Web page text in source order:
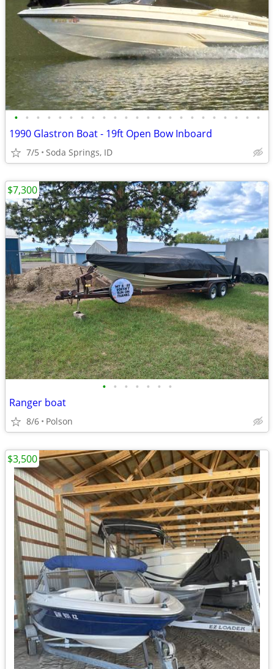
• • • • • • • • • • • • • • • • • • • • • • •
1990 Glastron Boat - 19ft Open Bow Inboard
7/5 Soda Springs, ID
• • • • • • •
Ranger boat
8/6 Polson
$7,300
$3,500